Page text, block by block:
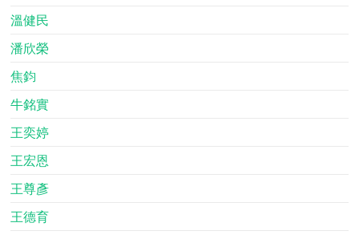
溫健民
潘欣榮
焦鈞
牛銘實
王奕婷
王宏恩
王尊彥
王德育